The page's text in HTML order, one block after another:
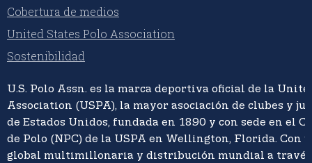
Cobertura de medios
United States Polo Association
Sostenibilidad
U.S. Polo Assn. es la marca deportiva oficial de la
Association (USPA), la mayor asociación de clubes y
de Estados Unidos, fundada en 1890 y con sede en el
de Polo (NPC) de la USPA en Wellington, Florida. Con
global multimillonaria y distribución mundial a través